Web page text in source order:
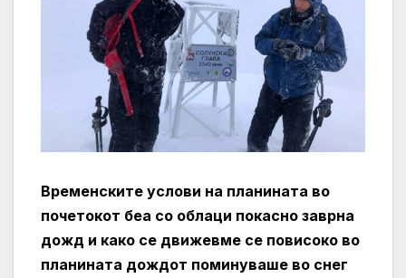
Временските услови на планината во
почетокот беа со облаци покасно заврна
дожд и како се движевме се повисоко во
планината дождот поминуваше во снег